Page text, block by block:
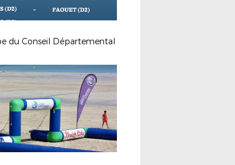
du Conseil Départemental